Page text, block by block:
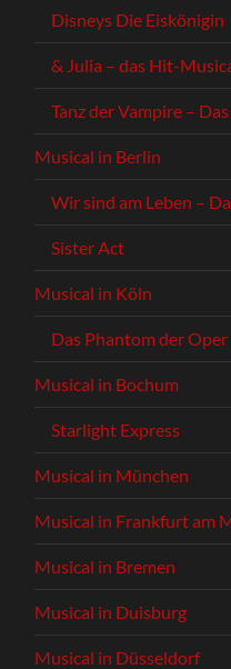
Disneys Die Eiskönigin
& Julia – das Hit-
Tanz der Vampire –
Musical in Berlin
Wir sind am Leben –
Sister Act
Musical in Köln
Das Phantom der Oper
Musical in Bochum
Starlight Express
Musical in München
Musical in Frankfurt am
Musical in Bremen
Musical in Duisburg
Musical in Düsseldorf